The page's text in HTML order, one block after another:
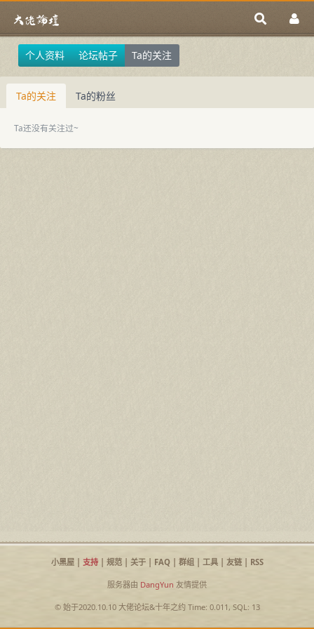
个人资料 论坛帖子 Ta的关注
Ta的关注 Ta的粉丝
Ta还没有关注过~
小黑屋| 支持| 规范| 关于| FAQ| 群组| 工具| 友链| RSS
服务器由 DangYun 友情提供
© 始于2020.10.10 大佬论坛&十年之约Time: 0.011, SQL: 13